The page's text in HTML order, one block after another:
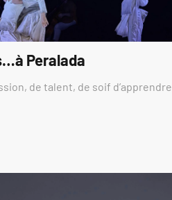
Peralada
de talent, de soif d’apprendre